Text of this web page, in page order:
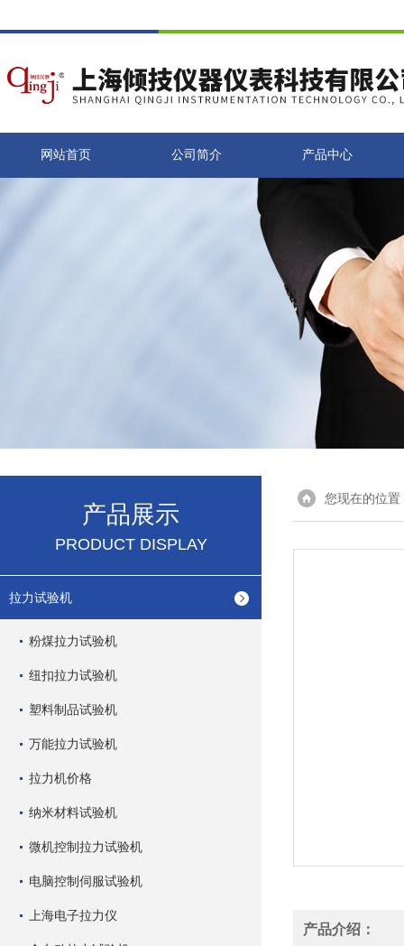
网站首页 公司简介 产品中心
产品展示
PRODUCT DISPLAY
拉力试验机
粉煤拉力试验机
纽扣拉力试验机
塑料制品试验机
万能拉力试验机
拉力机价格
纳米材料试验机
微机控制拉力试验机
电脑控制伺服试验机
上海电子拉力仪
您现在的位置
产品介绍：